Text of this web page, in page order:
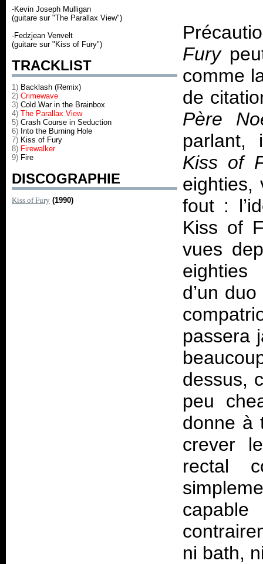
-Kevin Joseph Mulligan
(guitare sur "The Parallax View")
-Fedzjean Venvelt
(guitare sur "Kiss of Fury")
TRACKLIST
1) Backlash (Remix)
2) Crimewave
3) Cold War in the Brainbox
4) The Parallax View
5) Crash Course in Seduction
6) Into the Burning Hole
7) Kiss of Fury
8) Firewalker
9) Fire
DISCOGRAPHIE
Kiss of Fury (1990)
Fury
comme
de
Père
parlant,
Kiss of
eighties,
fout :
Kiss of
vues
d’un
passera
dessus,
peu
donne à
crever
rectal
ni bath,